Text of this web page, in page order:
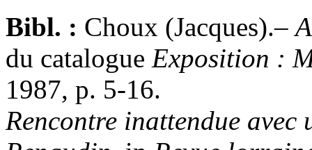
Bibl. : Choux (Jacques).–
du catalogue Exposition :
1987, p. 5-16.
Rencontre inattendue